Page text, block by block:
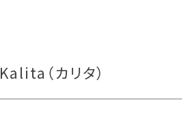
Kalita（カリタ）